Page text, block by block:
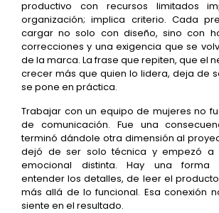
productivo con recursos limitados
organización; implica criterio. Cada
cargar no solo con diseño, sino con
correcciones y una exigencia que se
de la marca. La frase que repiten, que el
crecer más que quien lo lidera, deja de
se pone en práctica.
Trabajar con un equipo de mujeres no
de comunicación. Fue una
terminó dándole otra dimensión al
dejó de ser solo técnica y empezó a
emocional distinta. Hay una forma
entender los detalles, de leer el
más allá de lo funcional. Esa conexión
siente en el resultado.